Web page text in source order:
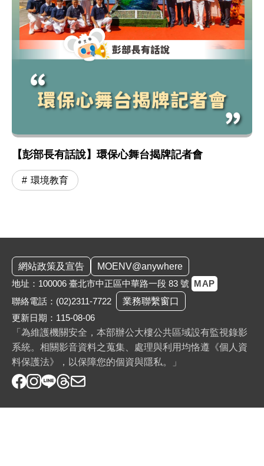
【彭部長有話說】環保心舞台揭牌記者會
環境教育
網站政策及宣告
MOENV@anywhere
地址：100006 臺北市中正區中華路一段 83 號 MAP
聯絡電話： (02)2311-7722
業務聯繫窗口
更新日期：115-08-06
「為維護機關安全，本部辦公大樓公共區域設有監視錄影
系統。相關影音資料之蒐集、處理與利用均恪遵《個人資
料保護法》，以保障您的個資與隱私。」